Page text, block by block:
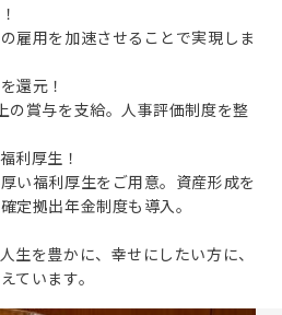
雇用を加速させることで実現しま
還元！
の賞与を支給。人事評価制度を整
利厚生！
い福利厚生をご用意。資産形成を
定拠出年金制度も導入。
生を豊かに、幸せにしたい方に、
ています。